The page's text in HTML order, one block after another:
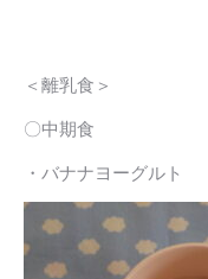
＜離乳食＞
〇中期食
・バナナヨーグルト